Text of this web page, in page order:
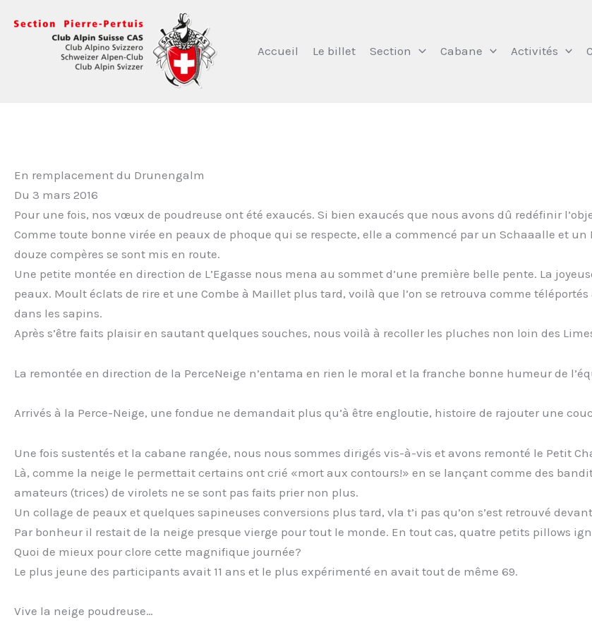
Accueil Le billet Section Cabane Activités
En remplacement du Drunengalm
Du 3 mars 2016
Pour une fois, nos vœux de poudreuse ont été exaucés. Si bien exaucés que nous avons dû redéfinir
Comme toute bonne virée en peaux de phoque qui se respecte, elle a commencé par un Schaaalle et
douze compères se sont mis en route.
Une petite montée en direction de L’Egasse nous mena au sommet d’une première belle pente. La
peaux. Moult éclats de rire et une Combe à Maillet plus tard, voilà que l’on se retrouva comme
dans les sapins.
Après s’être faits plaisir en sautant quelques souches, nous voilà à recoller les pluches non loin des
La remontée en direction de la PerceNeige n’entama en rien le moral et la franche bonne humeur de
Arrivés à la Perce-Neige, une fondue ne demandait plus qu’à être engloutie, histoire de rajouter une
Une fois sustentés et la cabane rangée, nous nous sommes dirigés vis-à-vis et avons remonté le Petit
Là, comme la neige le permettait certains ont crié «mort aux contours!» en se lançant comme des
amateurs (trices) de virolets ne se sont pas faits prier non plus.
Un collage de peaux et quelques sapineuses conversions plus tard, vla t’i pas qu’on s’est retrouvé
Par bonheur il restait de la neige presque vierge pour tout le monde. En tout cas, quatre petits pillows
Quoi de mieux pour clore cette magnifique journée?
Le plus jeune des participants avait 11 ans et le plus expérimenté en avait tout de même 69.
Vive la neige poudreuse…